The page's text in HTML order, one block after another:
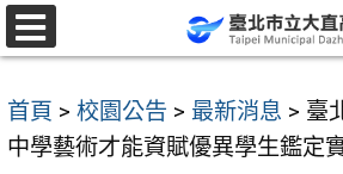
跳
至
要
內
首頁 > 校園公告 > 最新消息 > 臺
中學藝術才能資賦優異學生鑑定
選
單